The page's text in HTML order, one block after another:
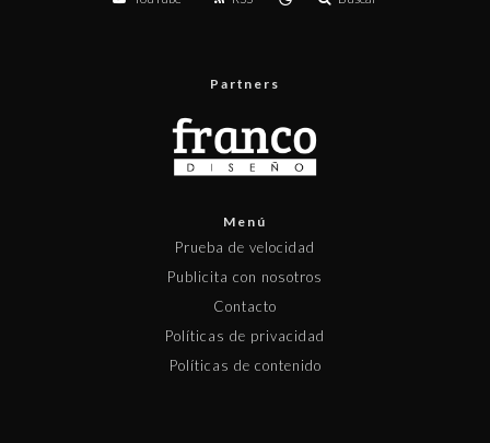
Partners
Menú
Prueba de velocidad
Publicita con nosotros
Contacto
Políticas de privacidad
Políticas de contenido